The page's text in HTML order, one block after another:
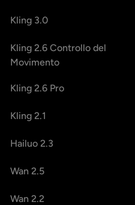
Kling 3.0
Kling 2.6 Controllo del
Movimento
Kling 2.6 Pro
Kling 2.1
Hailuo 2.3
Wan 2.5
Wan 2.2